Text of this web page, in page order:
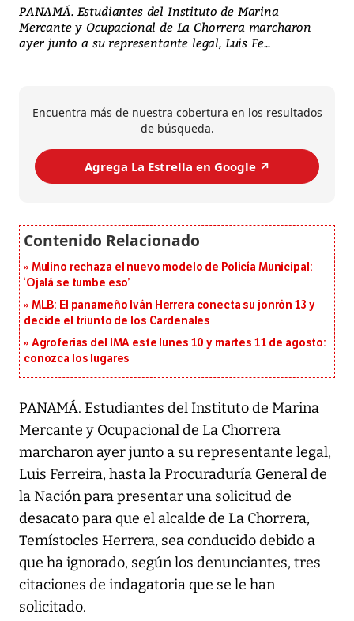
PANAMÁ. Estudiantes del Instituto de Marina
Mercante y Ocupacional de La Chorrera marcharon
ayer junto a su representante legal, Luis Fe...
Encuentra más de nuestra cobertura en los resultados
de búsqueda.
Agrega La Estrella en Google ↗️
Mulino rechaza el nuevo modelo de Policía Municipal:
‘Ojalá se tumbe eso’
MLB: El panameño Iván Herrera conecta su jonrón 13 y
decide el triunfo de los Cardenales
Agroferias del IMA este lunes 10 y martes 11 de agosto:
conozca los lugares
PANAMÁ. Estudiantes del Instituto de Marina
Mercante y Ocupacional de La Chorrera
marcharon ayer junto a su representante legal,
Luis Ferreira, hasta la Procuraduría General de
la Nación para presentar una solicitud de
desacato para que el alcalde de La Chorrera,
Temístocles Herrera, sea conducido debido a
que ha ignorado, según los denunciantes, tres
citaciones de indagatoria que se le han
solicitado.